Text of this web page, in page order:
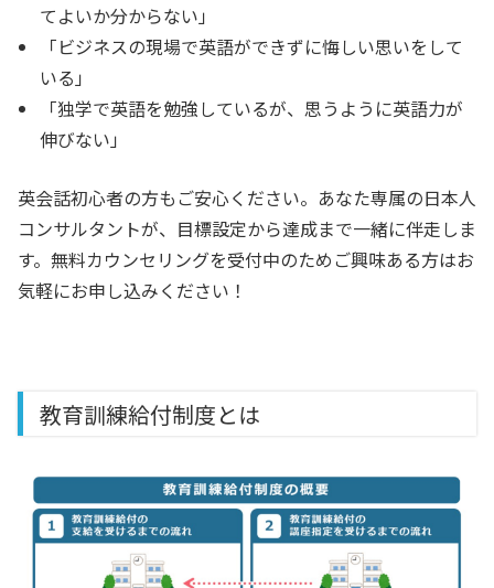
てよいか分からない」
「ビジネスの現場で英語ができずに悔しい思いをして
いる」
「独学で英語を勉強しているが、思うように英語力が
伸びない」
英会話初心者の方もご安心ください。あなた専属の日本人
コンサルタントが、目標設定から達成まで一緒に伴走しま
す。無料カウンセリングを受付中のためご興味ある方はお
気軽にお申し込みください！
教育訓練給付制度とは